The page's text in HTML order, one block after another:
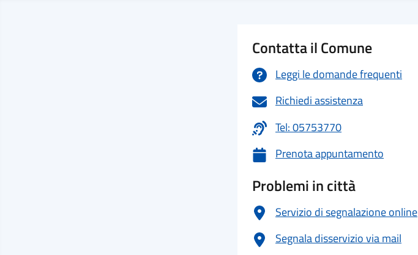
Contatta il Comune
Leggi le domande frequenti
Richiedi assistenza
Tel: 05753770
Prenota appuntamento
Problemi in città
Servizio di segnalazione online
Segnala disservizio via mail